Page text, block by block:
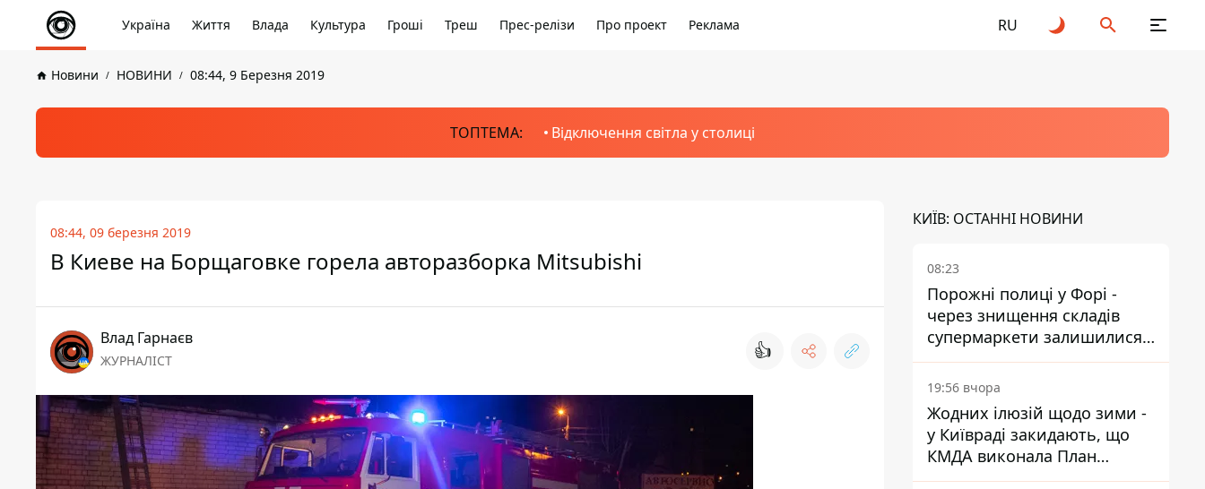
Україна Життя Влада Культура Гроші Треш Прес-релізи Про проект Реклама RU
Новини НОВИНИ 08:44, 9 Березня 2019
ТОПТЕМА: Відключення світла у столиці
08:44, 09 березня 2019
В Киеве на Борщаговке горела авторазборка Mitsubishi
Влад Гарнаєв
ЖУРНАЛІСТ 👍
КИЇВ: ОСТАННІ НОВИНИ
08:23
Порожні полиці у Форі -
через знищення складів
супермаркети залишилися
без асортименту
19:56 вчора
Жодних ілюзій щодо зими -
у Київраді закидають, що
КМДА виконала План
стійкості на 20%